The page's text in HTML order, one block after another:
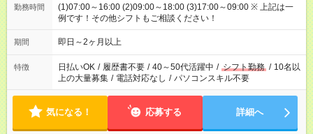
勤務時間
(1)07:00～16:00 (2)09:00～18:00 (3)17:00～09:00 ※ 上記は一
例です！その他シフトもご相談ください！
期間 即日～2ヶ月以上
特徴 日払いOK / 履歴書不要 / 40～50代活躍中 / シフト勤務 / 10名以
上の大量募集 / 電話対応なし / パソコンスキル不要
気になる！ 応募する 詳細へ